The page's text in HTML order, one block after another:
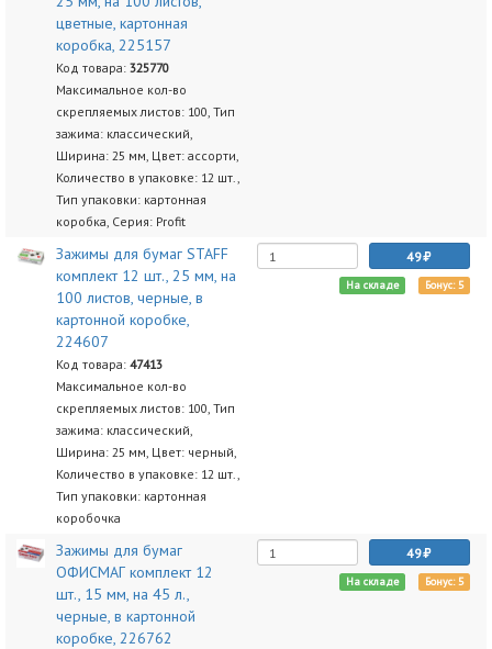
цветные, картонная
коробка, 225157
Код товара: 325770
Максимальное кол-во
скрепляемых листов: 100, Тип
зажима: классический,
Ширина: 25 мм, Цвет: ассорти,
Количество в упаковке: 12 шт.,
Тип упаковки: картонная
коробка, Серия: Profit
Зажимы для бумаг STAFF
комплект 12 шт., 25 мм, на
100 листов, черные, в
картонной коробке,
224607
Код товара: 47413
Максимальное кол-во
скрепляемых листов: 100, Тип
зажима: классический,
Ширина: 25 мм, Цвет: черный,
Количество в упаковке: 12 шт.,
Тип упаковки: картонная
коробочка
49
На складе Бонус: 5
Зажимы для бумаг
ОФИСМАГ комплект 12
шт., 15 мм, на 45 л.,
черные, в картонной
коробке, 226762
49
На складе Бонус: 5